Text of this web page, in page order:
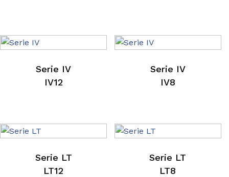
Serie IV
IV12
Serie IV
IV8
Serie LT
LT12
Serie LT
LT8